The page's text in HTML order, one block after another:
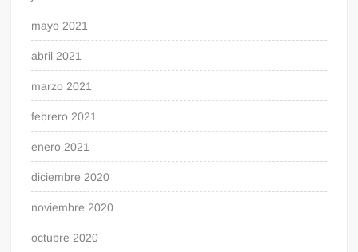
mayo 2021
abril 2021
marzo 2021
febrero 2021
enero 2021
diciembre 2020
noviembre 2020
octubre 2020